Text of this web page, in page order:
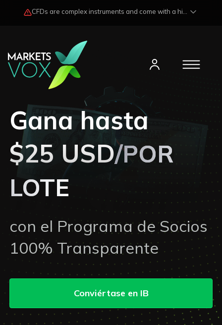
Gana hasta
$25 USD/POR
LOTE
con el Programa de Socios
100% Transparente
Conviértase en IB